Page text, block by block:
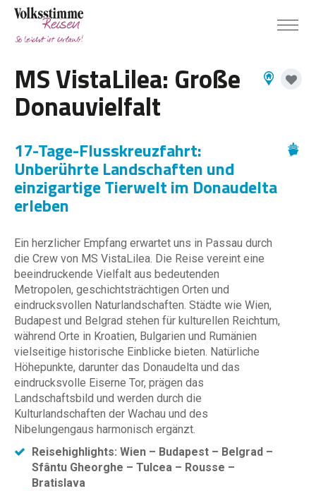
MS VistaLilea: Große
Donauvielfalt
17-Tage-Flusskreuzfahrt:
Unberührte Landschaften und
einzigartige Tierwelt im Donaudelta
erleben
Ein herzlicher Empfang erwartet uns in Passau durch
die Crew von MS VistaLilea. Die Reise vereint eine
beeindruckende Vielfalt aus bedeutenden
Metropolen, geschichtsträchtigen Orten und
eindrucksvollen Naturlandschaften. Städte wie Wien,
Budapest und Belgrad stehen für kulturellen Reichtum,
während Orte in Kroatien, Bulgarien und Rumänien
vielseitige historische Einblicke bieten. Natürliche
Höhepunkte, darunter das Donaudelta und das
eindrucksvolle Eiserne Tor, prägen das
Landschaftsbild und werden durch die
Kulturlandschaften der Wachau und des
Nibelungengaus harmonisch ergänzt.
Reisehighlights: Wien – Budapest – Belgrad –
Sfântu Gheorghe – Tulcea – Rousse –
Bratislava